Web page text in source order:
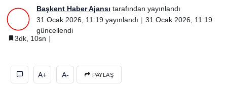
Başkent Haber Ajansı tarafından yayınlandı
31 Ocak 2026, 11:19 yayınlandı
31 Ocak 2026, 11:19
güncellendi
3dk, 10sn
A+ A- PAYLAŞ